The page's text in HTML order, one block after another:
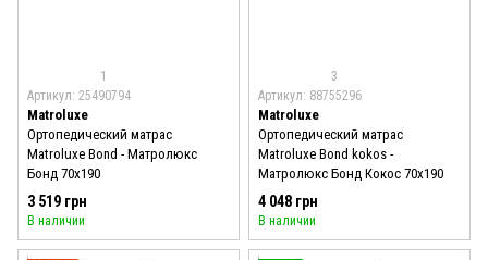
1
Артикул: 25490794
Matroluxe
Ортопедический матрас
Matroluxe Bond - Матролюкс
Бонд 70x190
3 519 грн
В наличии
3
Артикул: 88755296
Matroluxe
Ортопедический матрас
Matroluxe Bond kokos -
Матролюкс Бонд Кокос 70x190
4 048 грн
В наличии